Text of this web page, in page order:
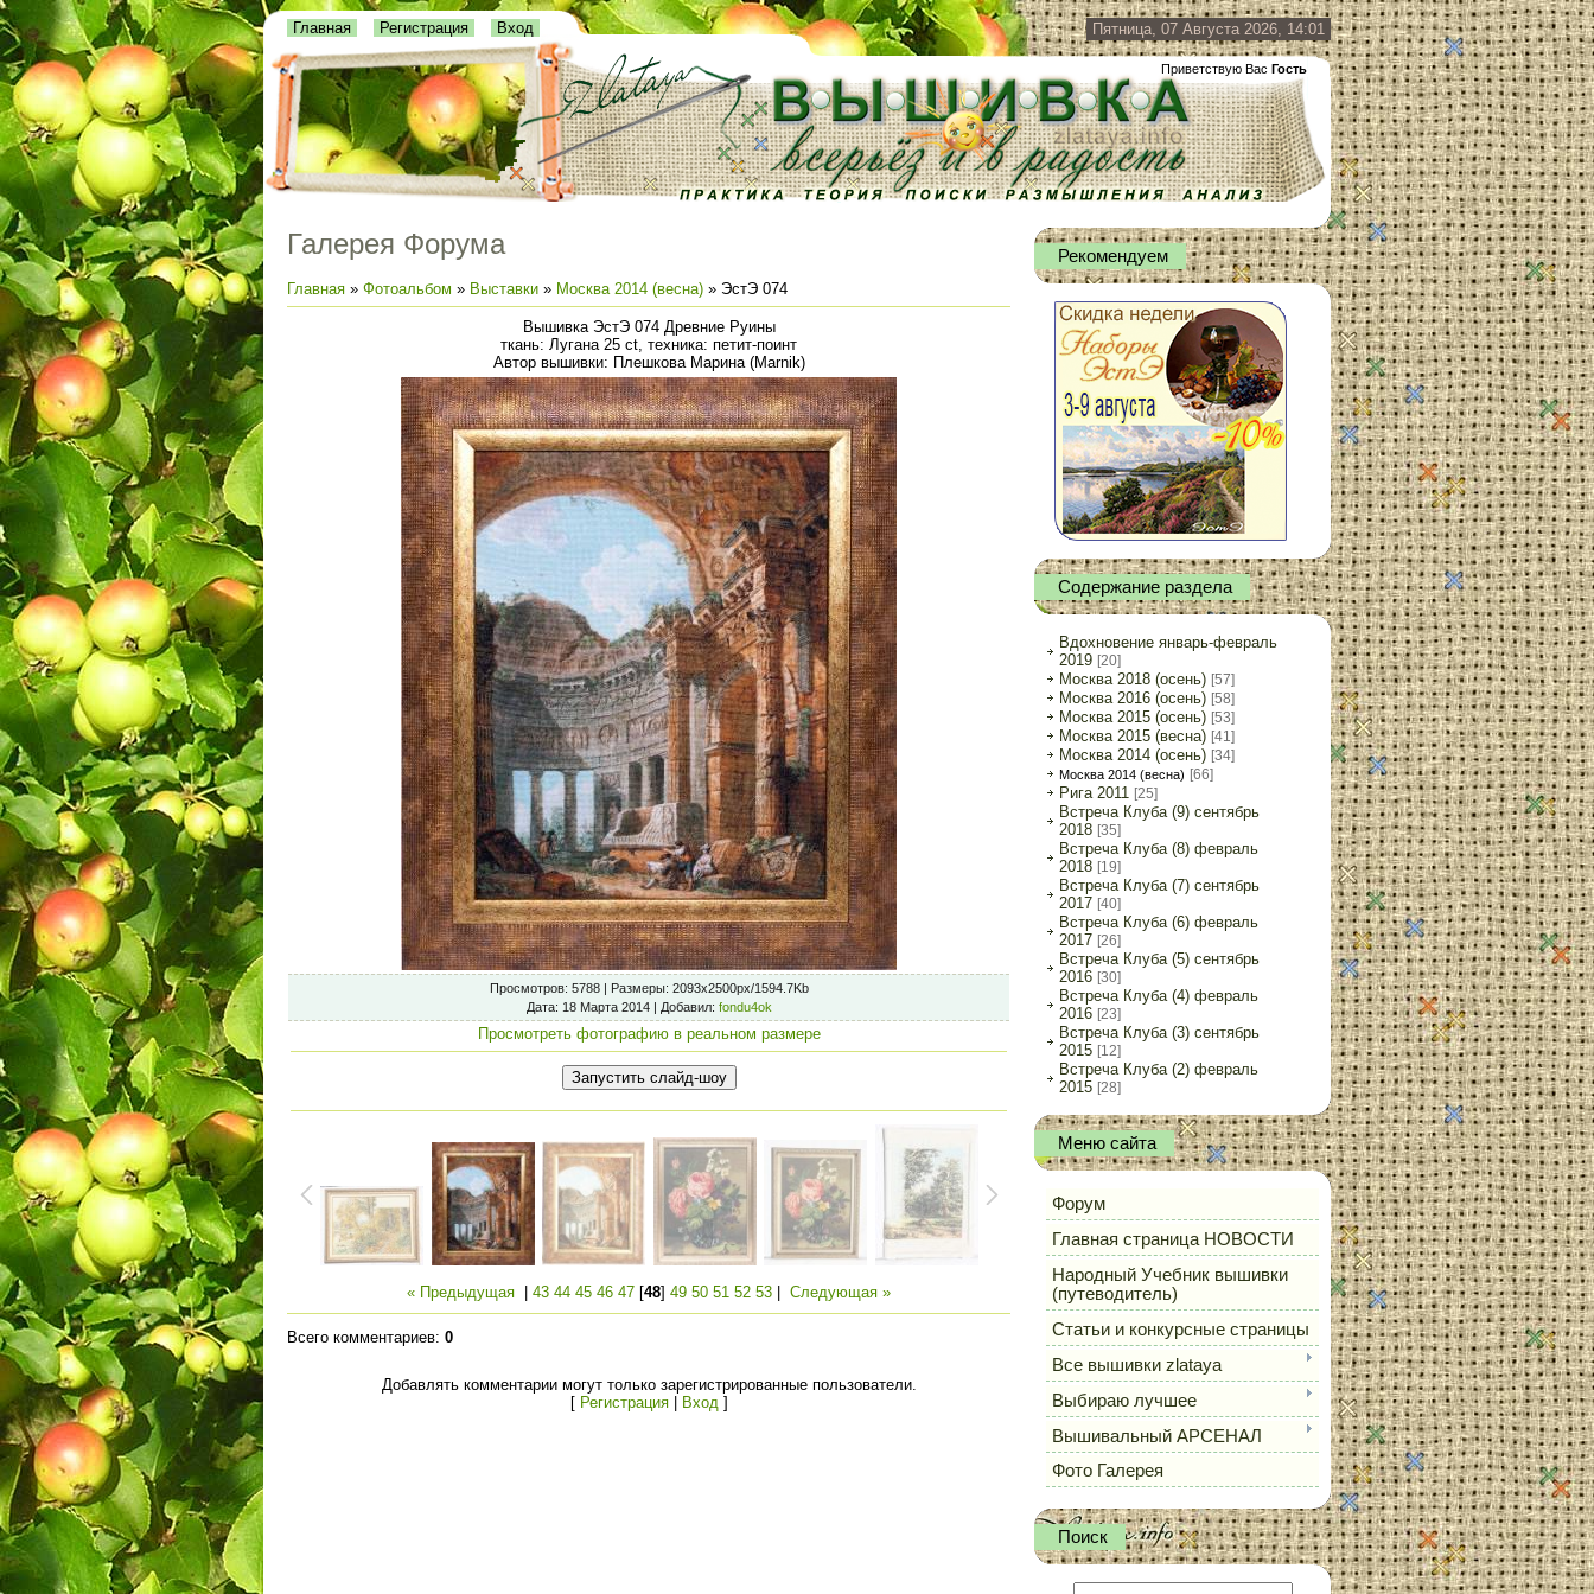
Пятница, 07 Августа 2026, 14:01
Приветствую Вас Гость
Главная Регистрация Вход
Галерея Форума
Главная » Фотоальбом » Выставки » Москва 2014 (весна) » ЭстЭ 074
Вышивка ЭстЭ 074 Древние Руины
ткань: Лугана 25 ct, техника: петит-поинт
Автор вышивки: Плешкова Марина (Marnik)
Просмотров: 5788 | Размеры: 2093x2500px/1594.7Kb
Дата: 18 Марта 2014 | Добавил: fondu4ok
Просмотреть фотографию в реальном размере
« Предыдущая 43 44 45 46 47 [48] 49 50 51 52 53 Следующая »
Всего комментариев: 0
Добавлять комментарии могут только зарегистрированные пользователи.
[ Регистрация| Вход ]
Рекомендуем
Содержание раздела
Вдохновение январь-февраль
2019 [20]
Москва 2018 (осень) [57]
Москва 2016 (осень) [58]
Москва 2015 (осень) [53]
Москва 2015 (весна) [41]
Москва 2014 (осень) [34]
Москва 2014 (весна) [66]
Рига 2011 [25]
Встреча Клуба (9) сентябрь
2018 [35]
Встреча Клуба (8) февраль
2018 [19]
Встреча Клуба (7) сентябрь
2017 [40]
Встреча Клуба (6) февраль
2017 [26]
Встреча Клуба (5) сентябрь
2016 [30]
Встреча Клуба (4) февраль
2016 [23]
Встреча Клуба (3) сентябрь
2015 [12]
Встреча Клуба (2) февраль
2015 [28]
Меню сайта
Форум
Главная страница НОВОСТИ
Народный Учебник вышивки
(путеводитель)
Статьи и конкурсные страницы
Все вышивки zlataya
Выбираю лучшее
Вышивальный АРСЕНАЛ
Фото Галерея
Поиск